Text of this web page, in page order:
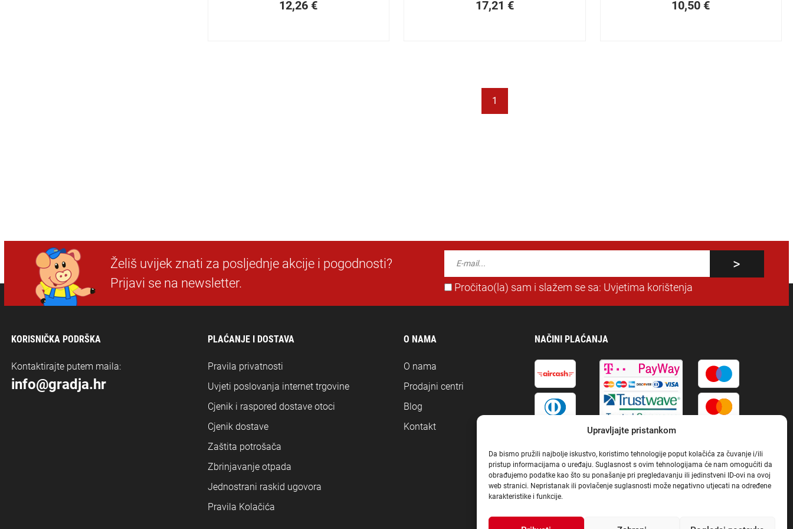
Upravljajte pristankom
Da bismo pružili najbolje iskustvo, koristimo tehnologije poput kolačića za čuvanje i/ili
pristup informacijama o uređaju. Suglasnost s ovim tehnologijama će nam omogućiti da
obrađujemo podatke kao što su ponašanje pri pregledavanju ili jedinstveni ID-ovi na ovoj
web stranici. Nepristanak ili povlačenje suglasnosti može negativno utjecati na određene
karakteristike i funkcije.
12,26 € 17,21 € 10,50 €
1
Želiš uvijek znati za posljednje akcije i pogodnosti?
Prijavi se na newsletter.
Pročitao(la) sam i slažem se sa: Uvjetima korištenja
KORISNIČKA PODRŠKA
Kontaktirajte putem maila:
info@gradja.hr
PLAĆANJE I DOSTAVA
Pravila privatnosti
Uvjeti poslovanja internet trgovine
Cjenik i raspored dostave otoci
Cjenik dostave
Zaštita potrošača
Zbrinjavanje otpada
Jednostrani raskid ugovora
Pravila Kolačića
O NAMA
O nama
Prodajni centri
Blog
Kontakt
NAČINI PLAĆANJA